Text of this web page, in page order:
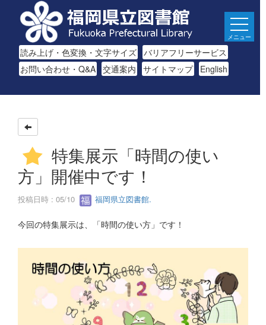
読み上げ・色変換・文字サイズ バリアフリーサービス
お問い合わせ・Q&A 交通案内 サイトマップ English
メニュー
特集展示「時間の使い
方」開催中です！
投稿日時 : 05/10 福岡県立図書館.
今回の特集展示は、「時間の使い方」です！